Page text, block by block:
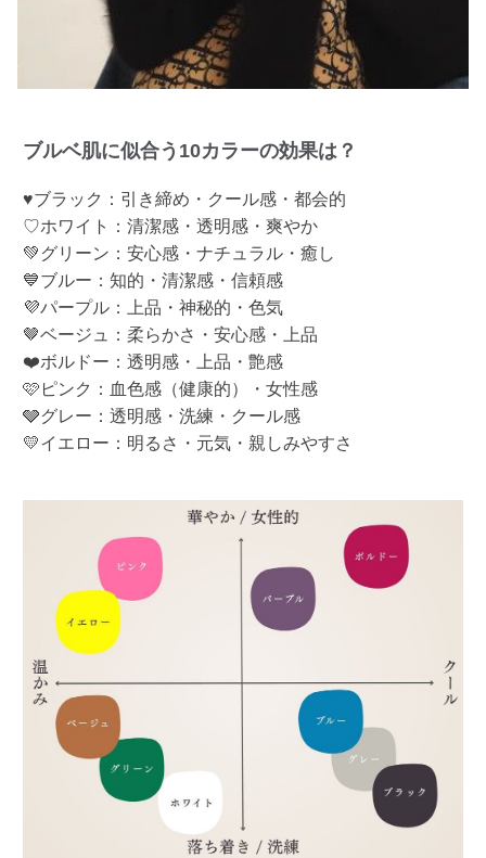
ブルベ肌に似合う10カラーの効果は？
♥ブラック：引き締め・クール感・都会的
♡ホワイト：清潔感・透明感・爽やか
💚グリーン：安心感・ナチュラル・癒し
💙ブルー：知的・清潔感・信頼感
💜パープル：上品・神秘的・色気
🤎ベージュ：柔らかさ・安心感・上品
❤️ボルドー：透明感・上品・艶感
🩷ピンク：血色感（健康的）・女性感
🩶グレー：透明感・洗練・クール感
💛イエロー：明るさ・元気・親しみやすさ